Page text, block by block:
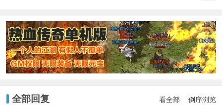
全部回复 看全部 倒序浏览